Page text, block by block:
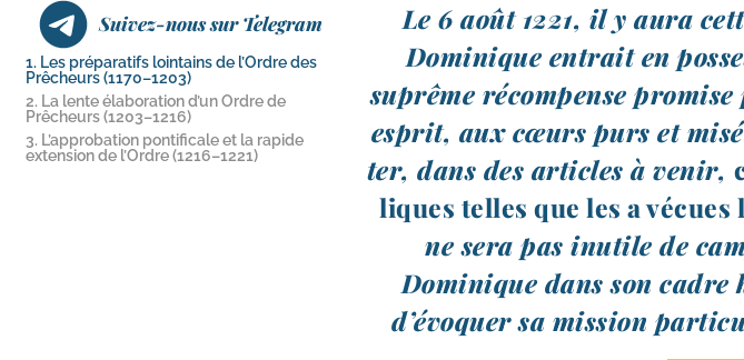
Suivez-nous sur Telegram
1. Les préparatifs lointains de l’Ordre des
Prêcheurs (1170–1203)
2. La lente élaboration d’un Ordre de
Prêcheurs (1203–1216)
3. L’approbation pontificale et la rapide
extension de l’Ordre (1216–1221)
Le 6 août 1221, il y aura
Dominique entrait en
suprême récom­pense
esprit, aux cœurs purs et
ter, dans des articles à venir,
liques telles que les a
ne sera pas inutile de
Dominique dans son cadre
d’évoquer sa mis­sion